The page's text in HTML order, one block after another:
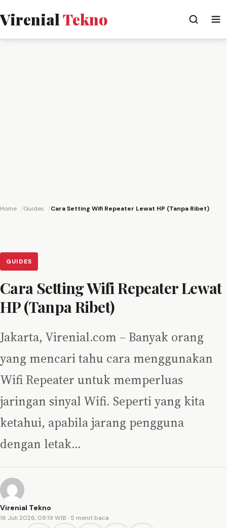
VirenialTekno
Home Guides Cara Setting Wifi Repeater Lewat HP (Tanpa Ribet)
GUIDES
Cara Setting Wifi Repeater Lewat
HP (Tanpa Ribet)
Jakarta, Virenial.com – Banyak orang
yang mencari tahu cara menggunakan
Wifi Repeater untuk memperluas
jaringan sinyal Wifi. Seperti yang kita
ketahui, apabila jarang pengguna
dengan letak…
Virenial Tekno
16 Juli 2026, 09:19 WIB · 5 menit baca